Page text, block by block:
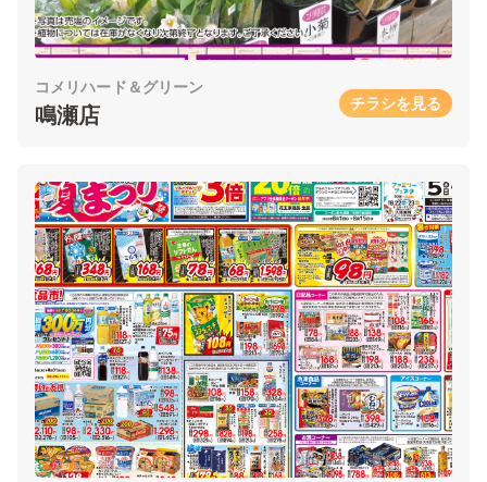
コメリハード＆グリーン
鳴瀬店 チラシを見る